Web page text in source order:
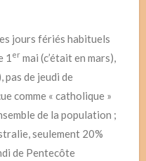
jours fériés habituels
1 er mai (c’était en mars),
pas de jeudi de
comme « catholique »
de la population ;
seulement 20%
de Pentecôte